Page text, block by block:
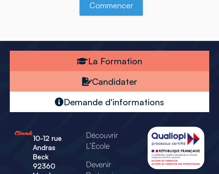
Commencer
La Formation
Candidater
Demande d'informations
10-12 rue
Andras
Beck
92360
Découvrir
L’École
Devenir